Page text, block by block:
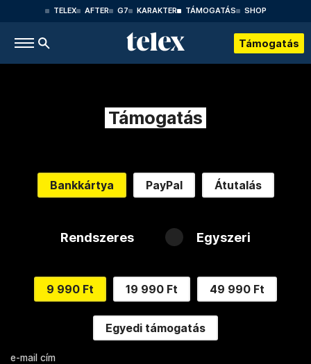
TELEX AFTER G7 KARAKTER TÁMOGATÁS SHOP
Támogatás
Támogatás
Bankkártya PayPal Átutalás
Rendszeres Egyszeri
9 990 Ft 19 990 Ft 49 990 Ft
Egyedi támogatás
e-mail cím